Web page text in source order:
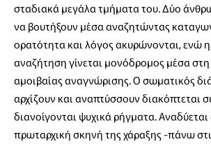
σταδιακά μεγάλα τμήματα του. Δύο
να βουτήξουν μέσα αναζητώντας
ορατότητα και λόγος ακυρώνονται, ενώ
αναζήτηση γίνεται μονόδρομος μέσα
αμοιβαίας αναγνώρισης. Ο σωματικός
αρχίζουν και αναπτύσσουν διακόπτεται
διανοίγονται ψυχικά ρήγματα.
πρωταρχική σκηνή της χάραξης -πάνω